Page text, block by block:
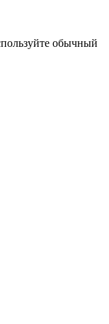
обычный